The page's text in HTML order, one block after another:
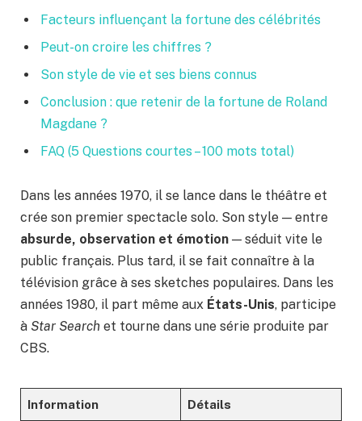
Facteurs influençant la fortune des célébrités
Peut-on croire les chiffres ?
Son style de vie et ses biens connus
Conclusion : que retenir de la fortune de Roland
Magdane ?
FAQ (5 Questions courtes – 100 mots total)
Dans les années 1970, il se lance dans le théâtre et
crée son premier spectacle solo. Son style — entre
absurde, observation et émotion — séduit vite le
public français. Plus tard, il se fait connaître à la
télévision grâce à ses sketches populaires. Dans les
années 1980, il part même aux États-Unis, participe
à Star Search et tourne dans une série produite par
CBS.
Information Détails